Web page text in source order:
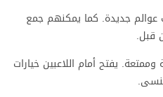
عوالم جديدة. كما يمكنهم جمع
قبل.
يفتح أمام اللاعبين خيارات